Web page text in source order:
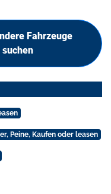
Fahrzeuge
suchen
Peine, Kaufen oder leasen